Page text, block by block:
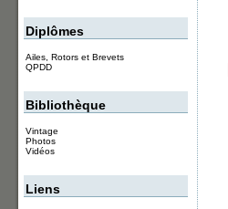
Diplômes
Ailes, Rotors et Brevets
QPDD
Bibliothèque
Vintage
Photos
Vidéos
Liens